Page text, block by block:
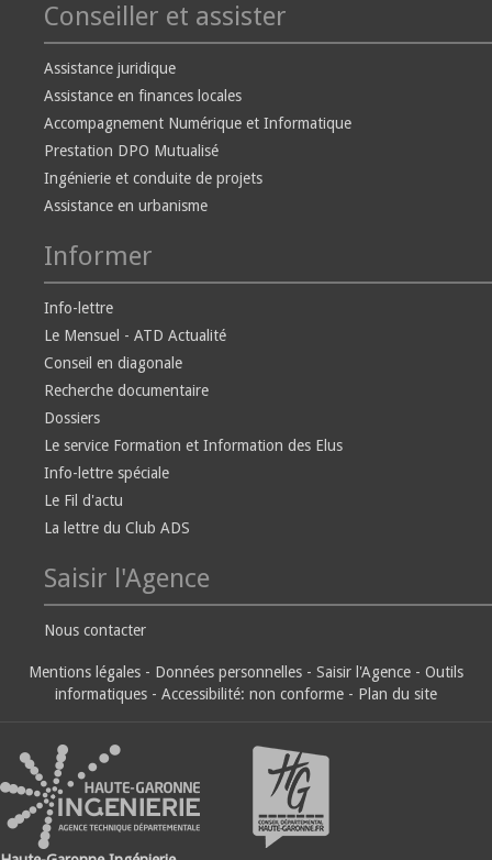
Conseiller et assister
Assistance juridique
Assistance en finances locales
Accompagnement Numérique et Informatique
Prestation DPO Mutualisé
Ingénierie et conduite de projets
Assistance en urbanisme
Informer
Info-lettre
Le Mensuel - ATD Actualité
Conseil en diagonale
Recherche documentaire
Dossiers
Le service Formation et Information des Elus
Info-lettre spéciale
Le Fil d'actu
La lettre du Club ADS
Saisir l'Agence
Nous contacter
Mentions légales - Données personnelles - Saisir l'Agence - Outils
informatiques - Accessibilité: non conforme - Plan du site